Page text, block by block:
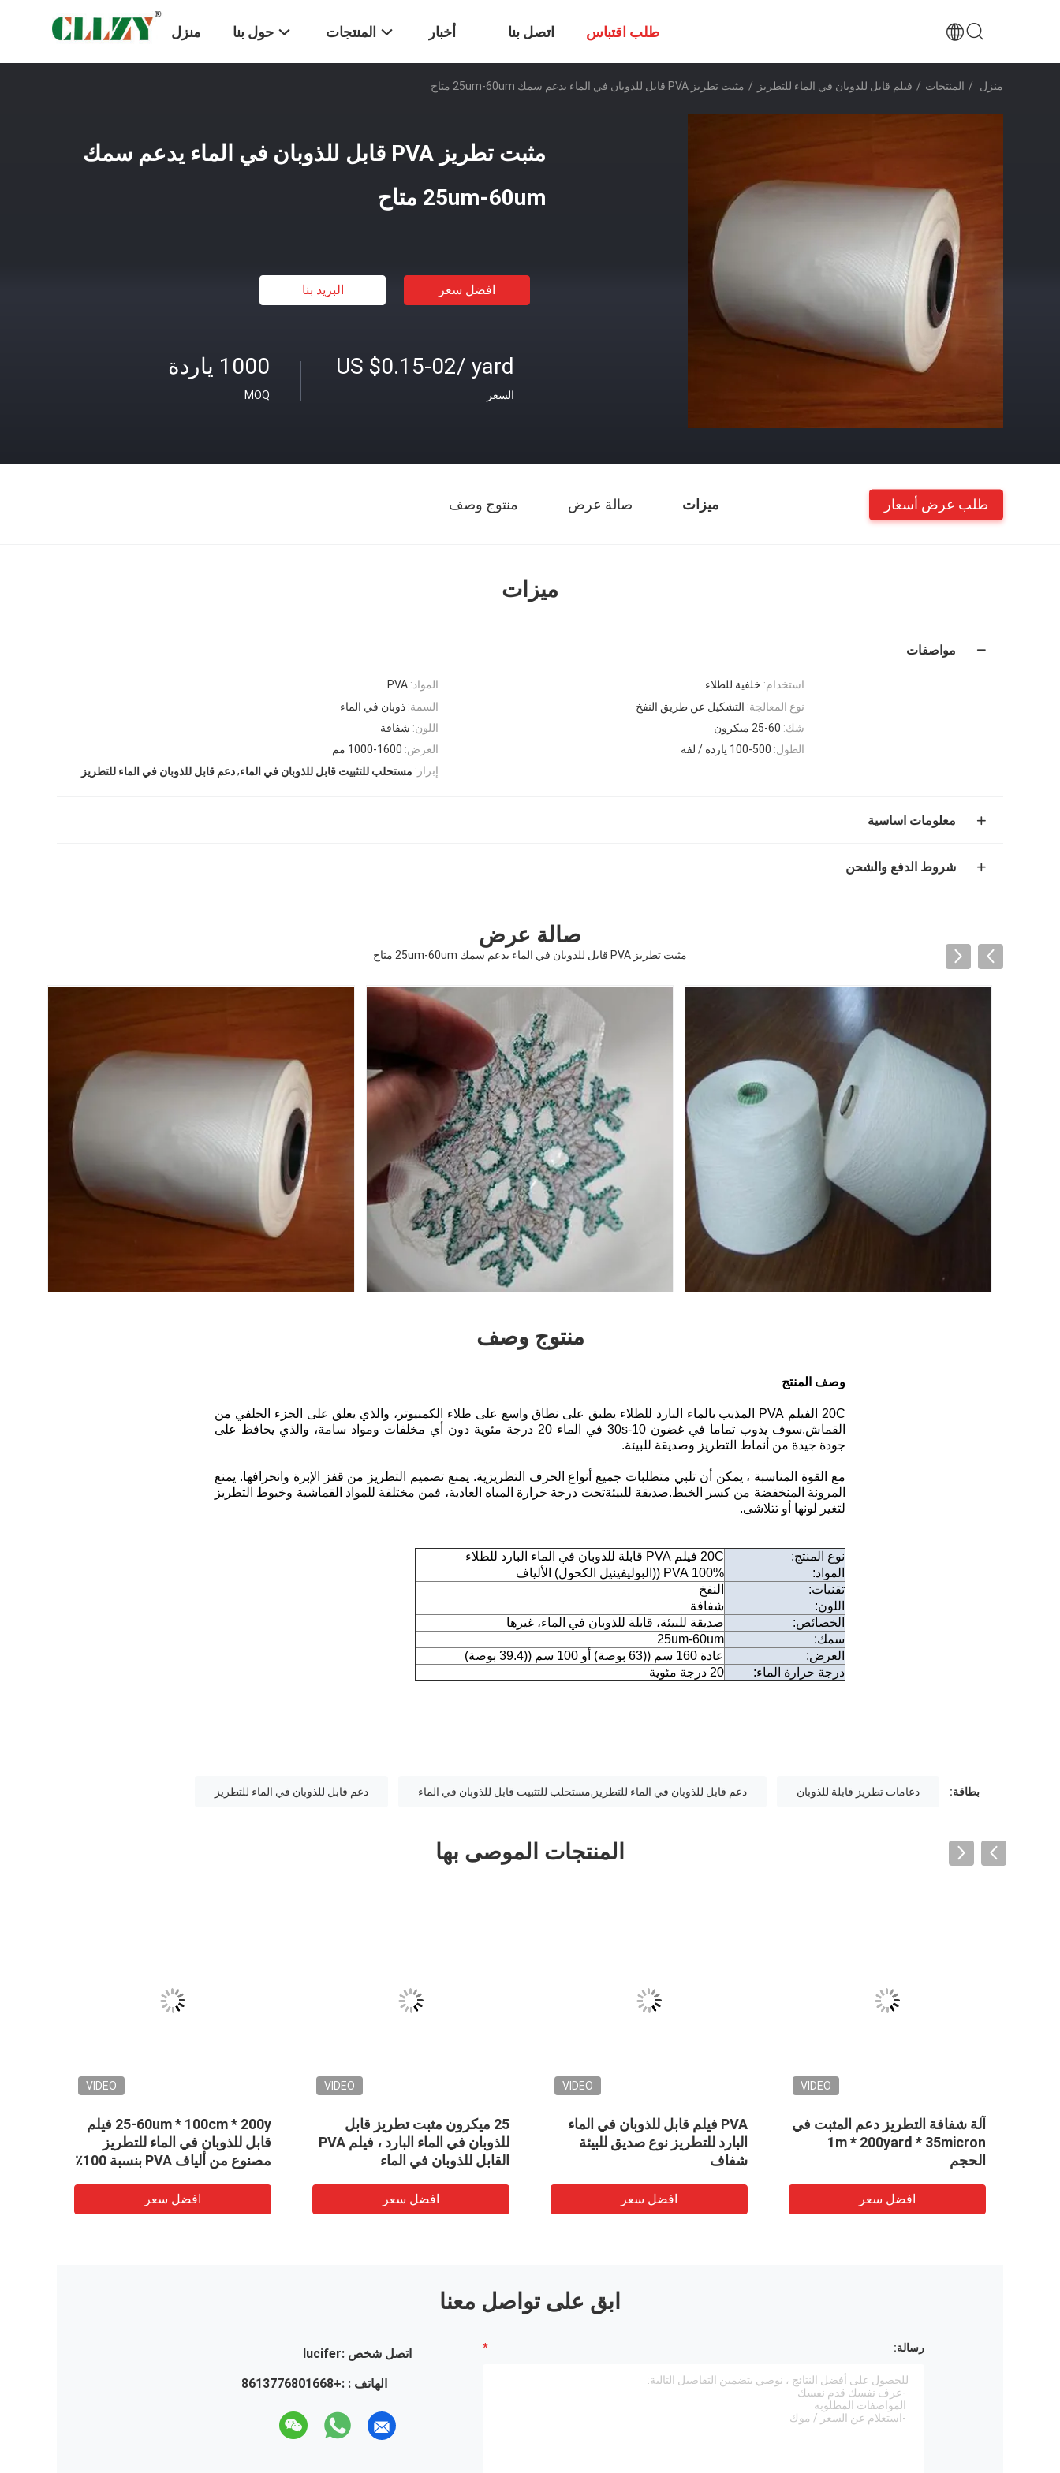
منزل حول بنا المنتجات أخبار اتصل بنا طلب اقتباس
منزل / المنتجات / فيلم قابل للذوبان في الماء للتطريز / مثبت تطريز PVA قابل للذوبان في الماء يدعم سمك 25um-60um متاح
مثبت تطريز PVA قابل للذوبان في الماء يدعم سمك
25um-60um متاح
افضل سعر البريد بنا
1000 ياردة
MOQ
US $0.15-02/ yard
السعر
ميزات صالة عرض منتوج وصف طلب عرض أسعار
ميزات
مواصفات
المواد: PVA استخدام: خلفية للطلاء
السمة: ذوبان في الماء نوع المعالجة: التشكيل عن طريق النفخ
اللون: شفافة شك: 25-60 ميكرون
العرض: 1000-1600 مم الطول: 100-500 ياردة / لفة
إبراز: مستحلب للتثبيت قابل للذوبان في الماء,دعم قابل للذوبان في الماء للتطريز
معلومات اساسية
شروط الدفع والشحن
صالة عرض
مثبت تطريز PVA قابل للذوبان في الماء يدعم سمك 25um-60um متاح
منتوج وصف
وصف المنتج
20C الفيلم PVA المذيب بالماء البارد للطلاء يطبق على نطاق واسع على طلاء الكمبيوتر، والذي يعلق على الجزء الخلفي من
القماش.سوف يذوب تماما في غضون 10-30s في الماء 20 درجة مئوية دون أي مخلفات ومواد سامة، والذي يحافظ على
جودة جيدة من أنماط التطريز وصديقة للبيئة.
مع القوة المناسبة ، يمكن أن تلبي متطلبات جميع أنواع الحرف التطريزية. يمنع تصميم التطريز من قفز الإبرة وانحرافها. يمنع
المرونة المنخفضة من كسر الخيط.صديقة للبيئةتحت درجة حرارة المياه العادية، فمن مختلفة للمواد القماشية وخيوط التطريز
لتغير لونها أو تتلاشى.
نوع المنتج:
20C فيلم PVA قابلة للذوبان في الماء البارد للطلاء
المواد:
100% PVA ((البوليفينيل الكحول) الألياف
تقنيات:
النفخ
اللون:
شفافة
الخصائص:
صديقة للبيئة، قابلة للذوبان في الماء، غيرها
سمك:
25um-60um
العرض:
عادة 160 سم ((63 بوصة) أو 100 سم ((39.4 بوصة)
درجة حرارة الماء:
20 درجة مئوية
بطاقة: دعامات تطريز قابلة للذوبان دعم قابل للذوبان في الماء للتطريز,مستحلب للتثبيت قابل للذوبان في الماء دعم قابل للذوبان في الماء للتطريز
المنتجات الموصى بها
VIDEO
25-60um * 100cm * 200y فيلم
قابل للذوبان في الماء للتطريز
مصنوع من ألياف PVA بنسبة 100٪
افضل سعر
VIDEO
25 ميكرون مثبت تطريز قابل
للذوبان في الماء البارد ، فيلم PVA
القابل للذوبان في الماء
افضل سعر
VIDEO
PVA فيلم قابل للذوبان في الماء
البارد للتطريز نوع صديق للبيئة
شفاف
افضل سعر
VIDEO
آلة شفافة التطريز دعم المثبت في
1m * 200yard * 35micron
الحجم
افضل سعر
ابق على تواصل معنا
اتصل شخص :lucifer
الهاتف : :+8613776801668
رسالة: